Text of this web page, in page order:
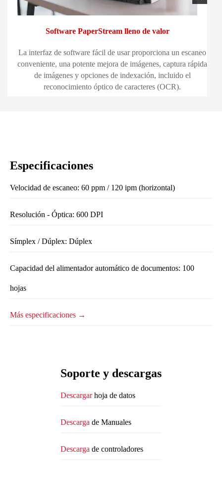
Software PaperStream lleno de valor
La interfaz de software fácil de usar proporciona un escaneo
conveniente, una potente mejora de imágenes, captura rápida
de imágenes y opciones de indexación, incluido el
reconocimiento óptico de caracteres (OCR).
Especificaciones
Velocidad de escaneo: 60 ppm / 120 ipm (horizontal)
Resolución - Óptica: 600 DPI
Símplex / Dúplex: Dúplex
Capacidad del alimentador automático de documentos: 100
hojas
Más especificaciones →
Soporte y descargas
Descargarhoja de datos
Descarga de Manuales
Descarga de controladores